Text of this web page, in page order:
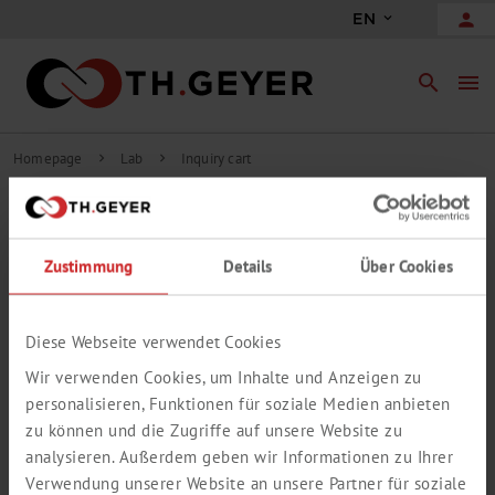
Zustimmung Details Über Cookies
Diese Webseite verwendet Cookies
Wir verwenden Cookies, um Inhalte und Anzeigen zu
personalisieren, Funktionen für soziale Medien anbieten
zu können und die Zugriffe auf unsere Website zu
analysieren. Außerdem geben wir Informationen zu Ihrer
Verwendung unserer Website an unsere Partner für soziale
EN person
search menu
Homepage chevron_right Lab chevron_right Inquiry cart
CONTENT INQUIRY
CART
YOUR INQUIRY CART IS EMPTY